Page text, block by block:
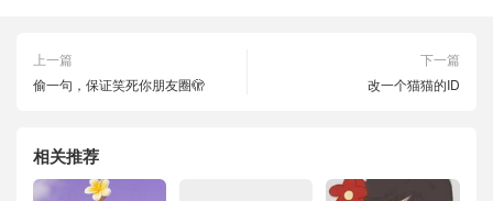
上一篇
偷一句，保证笑死你朋友圈🫣
下一篇
改一个猫猫的ID
相关推荐